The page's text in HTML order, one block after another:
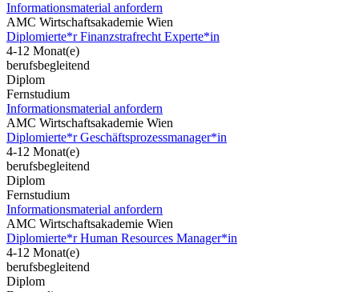
Informationsmaterial anfordern
AMC Wirtschaftsakademie Wien
Diplomierte*r Finanzstrafrecht Experte*in
4-12 Monat(e)
berufsbegleitend
Diplom
Fernstudium
Informationsmaterial anfordern
AMC Wirtschaftsakademie Wien
Diplomierte*r Geschäftsprozessmanager*in
4-12 Monat(e)
berufsbegleitend
Diplom
Fernstudium
Informationsmaterial anfordern
AMC Wirtschaftsakademie Wien
Diplomierte*r Human Resources Manager*in
4-12 Monat(e)
berufsbegleitend
Diplom